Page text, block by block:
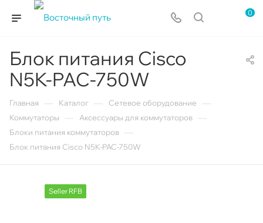
0
Блок питания Cisco
N5K-PAC-750W
Главная Каталог Сетевое оборудование
Коммутаторы Аксессуары для коммутаторов
Блоки питания коммутаторов
Блок питания Cisco N5K-PAC-750W
Seller RFB